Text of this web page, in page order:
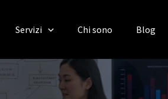
Servizi Chi sono Blog